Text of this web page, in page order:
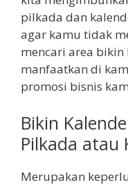
pilkada dan
agar kamu tidak
mencari area
manfaatkan di
promosi bisnis
Bikin
Pilkada atau
Merupakan